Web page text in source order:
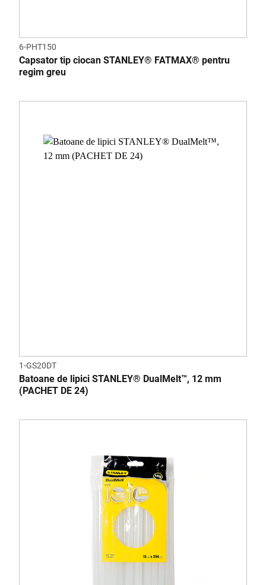
6-PHT150
Capsator tip ciocan STANLEY® FATMAX® pentru
regim greu
1-GS20DT
Batoane de lipici STANLEY® DualMelt™, 12 mm
(PACHET DE 24)